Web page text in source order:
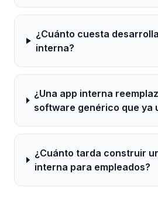
¿Cuánto cuesta
interna?
¿Una app interna
software genérico que ya
¿Cuánto tarda construir
interna para empleados?